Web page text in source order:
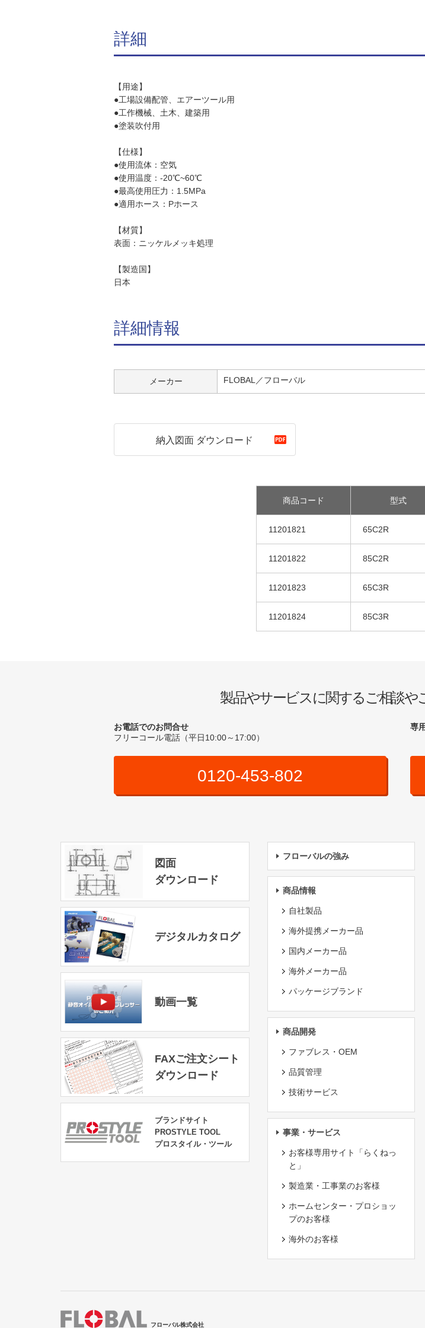
詳細
【用途】
●工場設備配管、エアーツール用
●工作機械、土木、建築用
●塗装吹付用
【仕様】
●使用流体：空気
●使用温度：-20℃~60℃
●最高使用圧力：1.5MPa
●適用ホース：Pホース
【材質】
表面：ニッケルメッキ処理
【製造国】
日本
詳細情報
メーカー FLOBAL／フローバル
納入図面 ダウンロード
商品コード 型式
11201821 65C2R
11201822 85C2R
11201823 65C3R
11201824 85C3R
製品やサービスに関するご相談や
お電話でのお問合せ
フリーコール電話（平日10:00～17:00）
0120-453-802
専
図面
ダウンロード
デジタルカタログ
動画一覧
FAXご注文シート
ダウンロード
ブランドサイト
PROSTYLE TOOL
プロスタイル・ツール
フローバルの強み
商品情報
自社製品
海外提携メーカー品
国内メーカー品
海外メーカー品
パッケージブランド
商品開発
ファブレス・OEM
品質管理
技術サービス
事業・サービス
お客様専用サイト「らくねっ
と」
製造業・工事業のお客様
ホームセンター・プロショッ
プのお客様
海外のお客様
フローバル株式会社